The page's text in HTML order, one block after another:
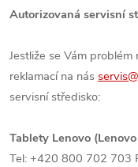
Autorizovaná servisní
Jestliže se Vám
reklamací na nás
servisní středisko:
Tablety Lenovo
Tel: +420 800 702 703